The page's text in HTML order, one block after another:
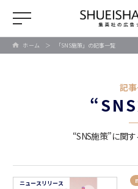
ホーム ＞ 「SNS施策」の記事一覧
記
“SNS施策”に関
ニュースリリース